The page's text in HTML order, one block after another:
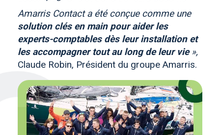
Amarris Contact a été conçue comme une
solution clés en main pour aider les
experts-comptables dès leur installation et
les accompagner tout au long de leur vie»,
Claude Robin, Président du groupe Amarris.